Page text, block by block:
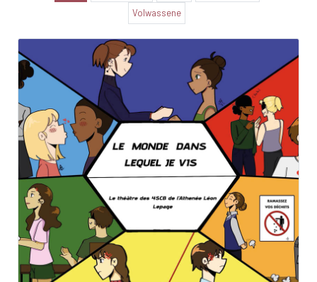
Volwassene